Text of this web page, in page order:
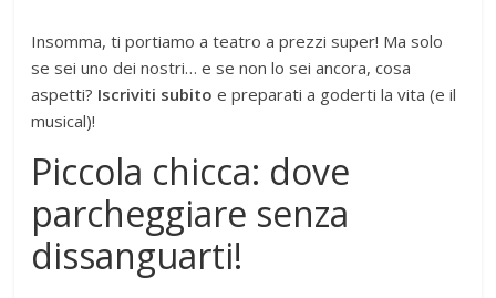
Insomma, ti portiamo a teatro a prezzi super! Ma solo
se sei uno dei nostri… e se non lo sei ancora, cosa
aspetti? Iscriviti subito e preparati a goderti la vita (e il
musical)!
Piccola chicca: dove
parcheggiare senza
dissanguarti!